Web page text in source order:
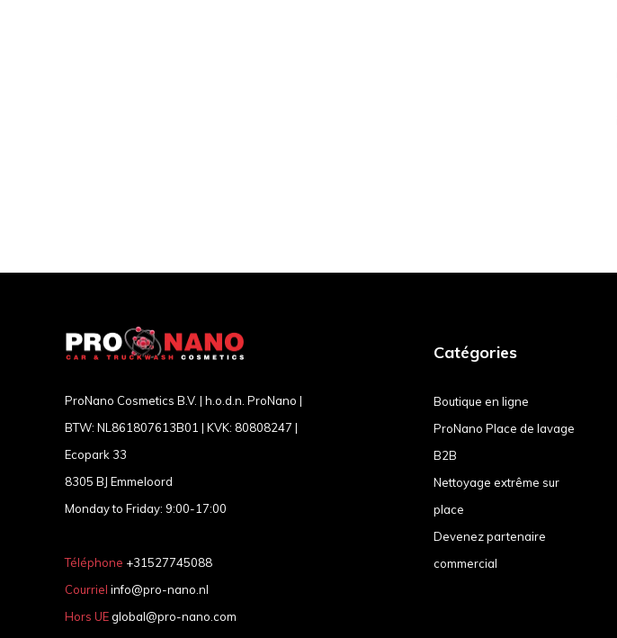
ProNano Cosmetics B.V. | h.o.d.n. ProNano |
BTW: NL861807613B01 | KVK: 80808247 |
Ecopark 33
8305 BJ Emmeloord
Monday to Friday: 9:00-17:00
Téléphone +31527745088
Courriel info@pro-nano.nl
Hors UEglobal@pro-nano.com
Catégories
Boutique en ligne
ProNano Place de lavage
B2B
Nettoyage extrême sur
place
Devenez partenaire
commercial